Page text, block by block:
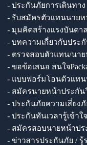
- ประกันภัยการเดินทาง
- รับสมัครตัวแทนนายห
- มุมคิดสร้างแรงบันดา
- บทความเกี่ยวกับประ
- ตรวจสอบตัวแทน/นา
- ขอข้อเสนอ สนใจ
- แบบฟอร์มโอนตัวแทน
- สมัครนายหน้าประกัน
- ประกันภัยความเสี่ยง
- ประกันทันเวลารู้เข้าใ
- สมัครสอบนายหน้าป
- ข่าวสารประกันภัย / รู้